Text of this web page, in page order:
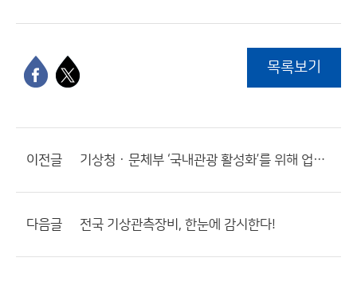
목록보기
이전글 기상청 · 문체부 ‘국내관광 활성화’를 위해 업무협약(MOU)´ 체결
다음글 전국 기상관측장비, 한눈에 감시한다!